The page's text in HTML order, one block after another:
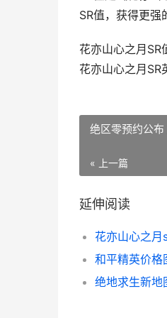
SR值，获得更强
花亦山心之月SR
花亦山心之月SR
绝区零预约公
« 上一篇
延伸阅读
花亦山心之月